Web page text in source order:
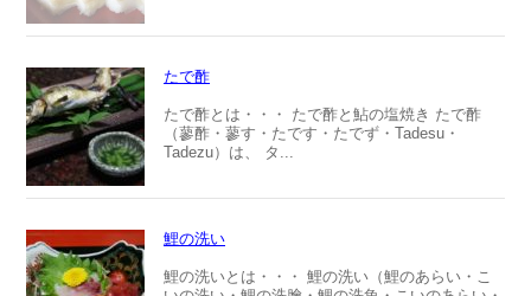
たで酢
たで酢とは・・・ たで酢と鮎の塩焼き たで酢
（蓼酢・蓼す・たです・たでず・Tadesu・
Tadezu）は、 タ...
鯉の洗い
鯉の洗いとは・・・ 鯉の洗い（鯉のあらい・こ